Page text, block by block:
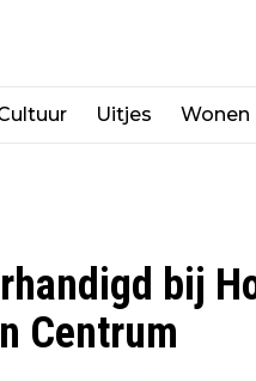
Uitjes Wonen
bij
Centrum